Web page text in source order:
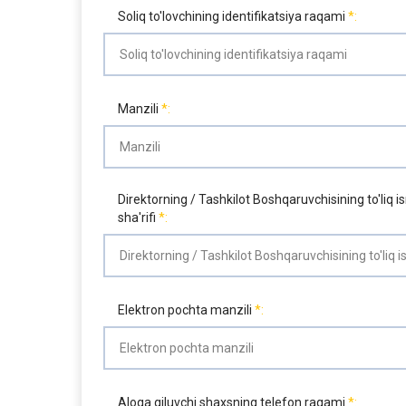
Soliq to'lovchining identifikatsiya raqami
Manzili
Direktorning / Tashkilot Boshqaruvchisining to'liq
sha'rifi
Elektron pochta manzili
Aloqa qiluvchi shaxsning telefon raqami